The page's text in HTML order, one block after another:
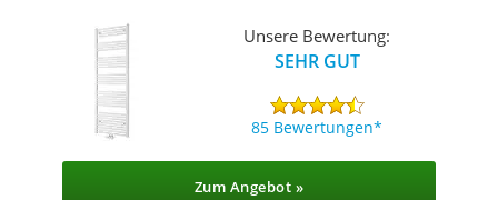
Unsere Bewertung:
SEHR GUT
85 Bewertungen
Zum Angebot »